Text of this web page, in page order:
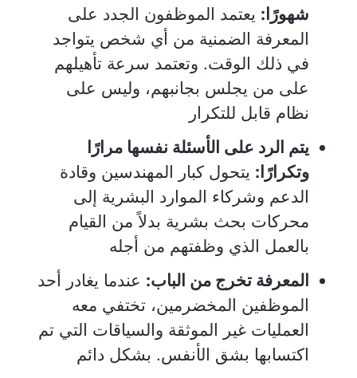
شهورًا: يعتمد الموظفون الجدد على
المعرفة الضمنية من أي شخص يتواجد
في ذلك الوقت. وتعتمد سرعة تأهيلهم
على من يجلس بجانبهم، وليس على
نظام قابل للتكرار
يتم الرد على الأسئلة نفسها مرارًا
وتكرارًا: يتحول كبار المهندسين وقادة
الدعم وشركاء الموارد البشرية إلى
محركات بحث بشرية بدلاً من القيام
بالعمل الذي وظفتهم من أجله
المعرفة تخرج من الباب: عندما يغادر أحد
الموظفين المخضرمين، تختفي معه
العمليات غير الموثقة والسياقات التي تم
اكتسابها بشق الأنفس. بشكل دائم